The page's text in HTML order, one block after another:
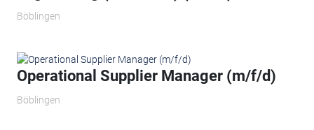
Böblingen
Operational Supplier Manager (m/f/d)
Böblingen